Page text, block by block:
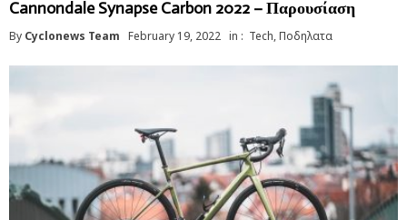
Cannondale Synapse Carbon 2022 – Παρουσίαση
By Cyclonews Team February 19, 2022 in : Tech,Ποδηλατα